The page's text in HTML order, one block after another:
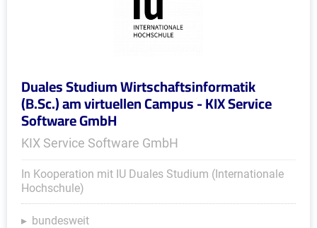
Duales Studium Wirtschaftsinformatik
(B.Sc.) am virtuellen Campus - KIX Service
Software GmbH
KIX Service Software GmbH
In Kooperation mit IU Duales Studium (Internationale
Hochschule)
bundesweit